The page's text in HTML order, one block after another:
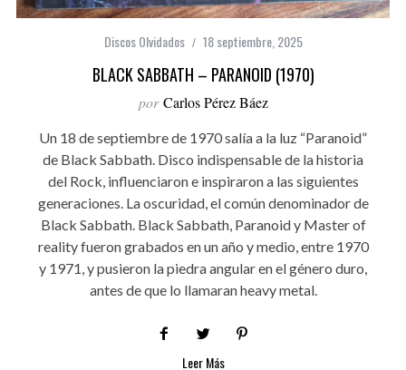
Discos Olvidados 18 septiembre, 2025
BLACK SABBATH – PARANOID (1970)
por Carlos Pérez Báez
Un 18 de septiembre de 1970 salía a la luz “Paranoid”
de Black Sabbath. Disco indispensable de la historia
del Rock, influenciaron e inspiraron a las siguientes
generaciones. La oscuridad, el común denominador de
Black Sabbath. Black Sabbath, Paranoid y Master of
reality fueron grabados en un año y medio, entre 1970
y 1971, y pusieron la piedra angular en el género duro,
antes de que lo llamaran heavy metal.
Leer Más